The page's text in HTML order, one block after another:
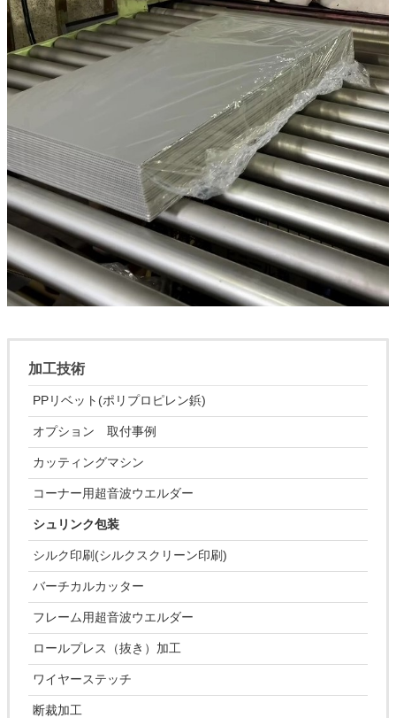
加工技術
PPリベット(ポリプロピレン鋲)
オプション 取付事例
カッティングマシン
コーナー用超音波ウエルダー
シュリンク包装
シルク印刷(シルクスクリーン印刷)
バーチカルカッター
フレーム用超音波ウエルダー
ロールプレス（抜き）加工
ワイヤーステッチ
断裁加工